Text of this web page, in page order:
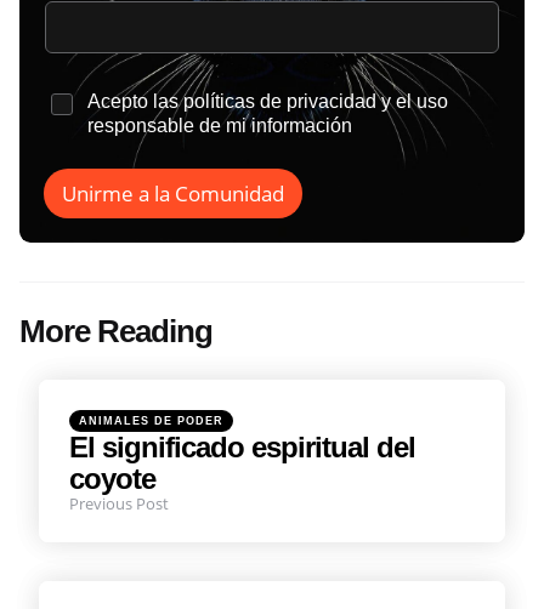
* Acepto laspolíticas de privacidady el uso
responsable de mi información
Unirme a la Comunidad
More Reading
Post
Posted
in
ANIMALES DE PODER
El significado espiritual del
coyote
Previous Post